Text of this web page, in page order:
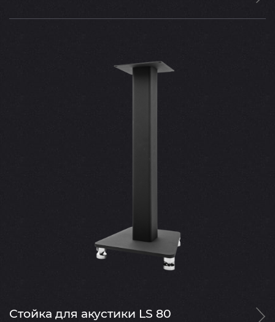
Стойка для акустики LS 80